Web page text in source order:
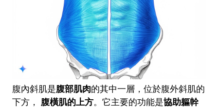
腹內斜肌是腹部肌肉的其中一層，位於腹外斜肌的
下方， 腹橫肌的上方。它主要的功能是協助軀幹